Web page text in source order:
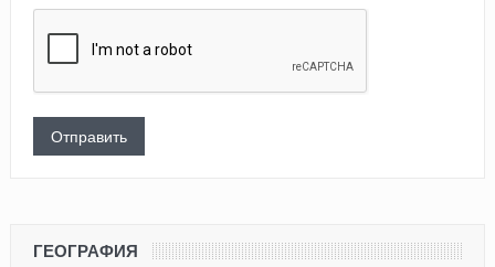
ГЕОГРАФИЯ